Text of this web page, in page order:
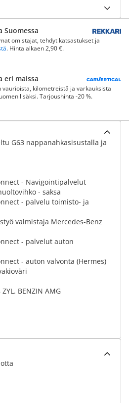
Suomessa
omistajat, tehdyt katsastukset ja
. Hinta alkaen 2,90 €.
eri maissa
vaurioista, kilometreistä ja varkauksista
lisäksi. Tarjoushinta -20 %.
G63 nappanahkasisustalla ja
- Navigointipalvelut
- saksa
- palvelu toimisto- ja
valmistaja Mercedes-Benz
- palvelut auton
- auton valvonta (Hermes)
BENZIN AMG